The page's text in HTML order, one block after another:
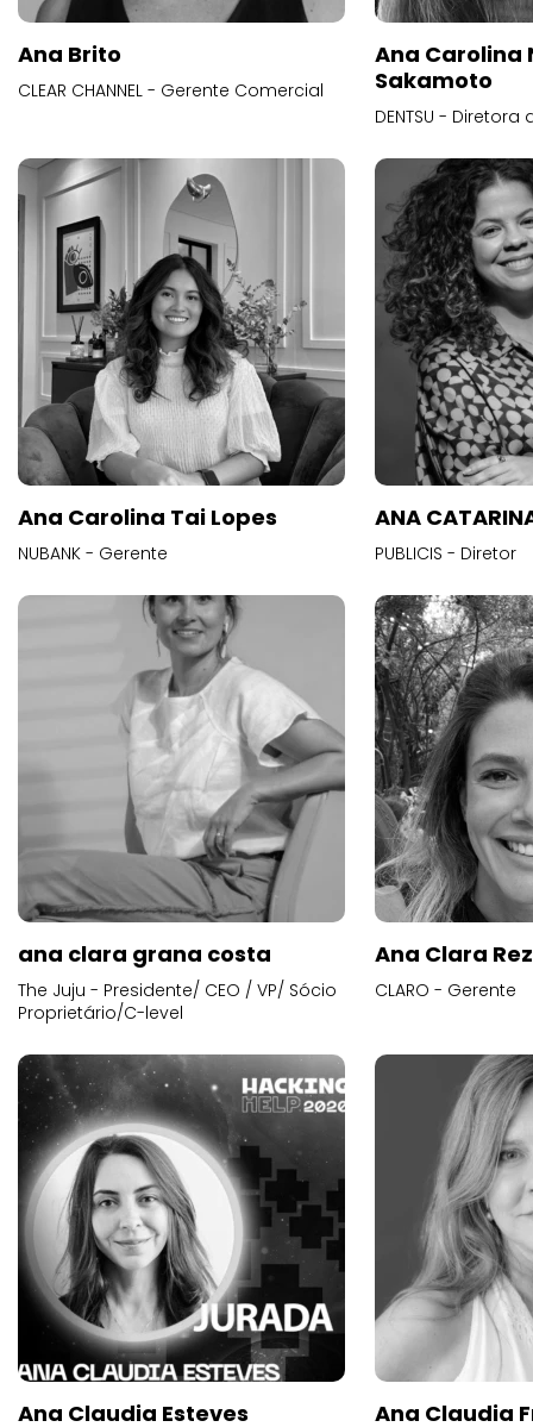
Ana Brito
CLEAR CHANNEL - Gerente Comercial
Ana Carolina
Sakamoto
DENTSU -
Ana Carolina Tai Lopes
NUBANK - Gerente
ANA
PUBLICIS - Diretor
ana clara grana costa
The Juju - Presidente/ CEO / VP/ Sócio
Proprietário/C-level
Ana Clara
CLARO - Gerente
Ana Claudia Esteves
Ana Claudia